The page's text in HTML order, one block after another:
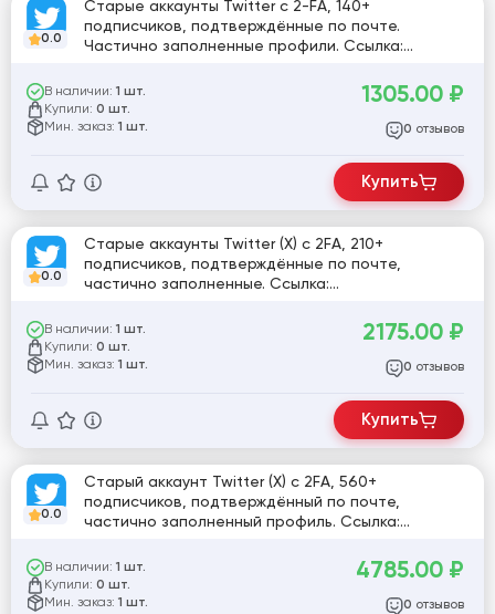
0.0
Старые аккаунты Twitter с 2-FA, 140+
подписчиков, подтверждённые по почте.
Частично заполненные профили. Ссылка:
В наличии: 1 шт.
Купили: 0 шт.
Мин. заказ: 1 шт.
1305.00 ₽
0 отзывов
Купить
0.0
Старые аккаунты Twitter (X) с 2FA, 210+
подписчиков, подтверждённые по почте,
частично заполненные. Ссылка:
В наличии: 1 шт.
Купили: 0 шт.
Мин. заказ: 1 шт.
2175.00 ₽
0 отзывов
Купить
0.0
Старый аккаунт Twitter (X) с 2FA, 560+
подписчиков, подтверждённый по почте,
частично заполненный профиль. Ссылка:
В наличии: 1 шт.
Купили: 0 шт.
Мин. заказ: 1 шт.
4785.00 ₽
0 отзывов